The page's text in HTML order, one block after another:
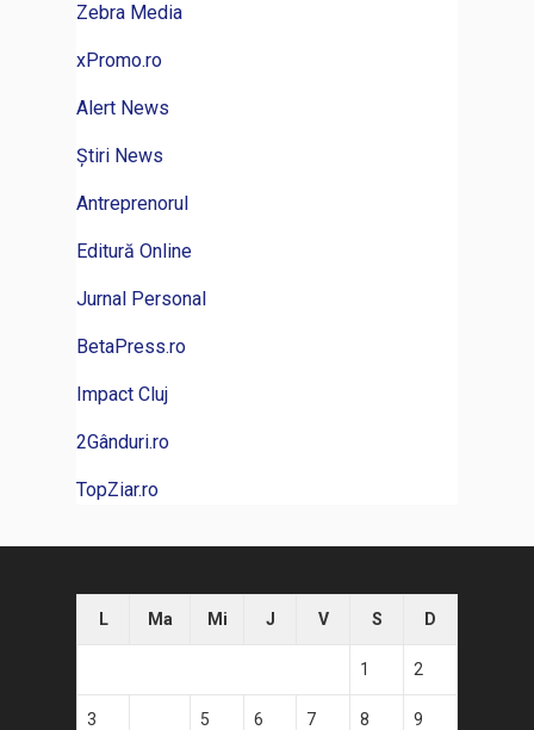
Zebra Media
xPromo.ro
Alert News
Știri News
Antreprenorul
Editură Online
Jurnal Personal
BetaPress.ro
Impact Cluj
2Gânduri.ro
TopZiar.ro
L Ma Mi J V S D
1 2
3 5 6 7 8 9